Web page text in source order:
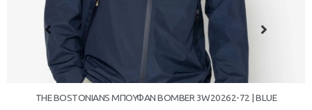
THE BOSTONIANS ΜΠΟΥΦΑΝ BOMBER 3W20262-72 | BLUE